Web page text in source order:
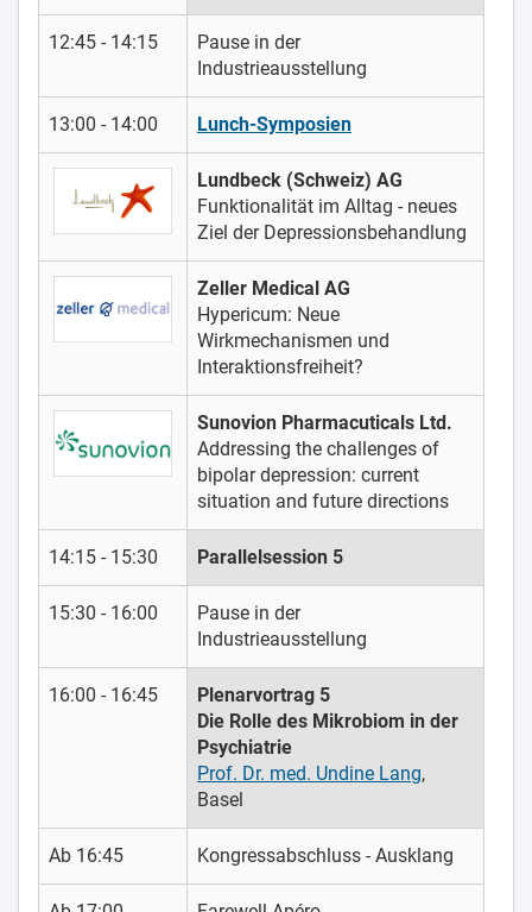
12:45 - 14:15
Pause in der
Industrieausstellung
13:00 - 14:00 Lunch-Symposien
Lundbeck (Schweiz) AG
Funktionalität im Alltag - neues
Ziel der Depressionsbehandlung
Zeller Medical AG
Hypericum: Neue
Wirkmechanismen und
Interaktionsfreiheit?
Sunovion Pharmacuticals Ltd.
Addressing the challenges of
bipolar depression: current
situation and future directions
14:15 - 15:30 Parallelsession 5
15:30 - 16:00
Pause in der
Industrieausstellung
16:00 - 16:45
Plenarvortrag 5
Die Rolle des Mikrobiom in der
Psychiatrie
Prof. Dr. med. Undine Lang,
Basel
Ab 16:45 Kongressabschluss - Ausklang